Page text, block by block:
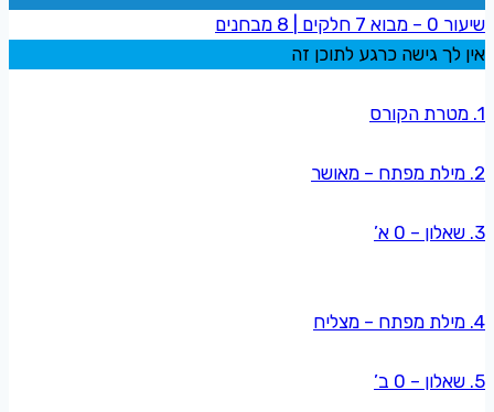
שיעור 0 – מבוא
7 חלקים
8 מבחנים
אין לך גישה כרגע לתוכן זה
1. מטרת הקורס
2. מילת מפתח – מאושר
3. שאלון – 0 א’
4. מילת מפתח – מצליח
5. שאלון – 0 ב’